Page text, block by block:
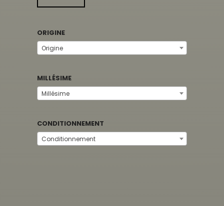
ORIGINE
Origine
MILLÉSIME
Millésime
CONDITIONNEMENT
Conditionnement